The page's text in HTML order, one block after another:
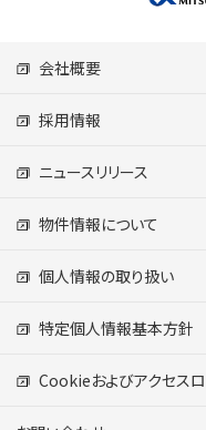
会社概要
採用情報
ニュースリリース
物件情報について
個人情報の取り扱い
特定個人情報基本方針
Cookieおよびアクセス